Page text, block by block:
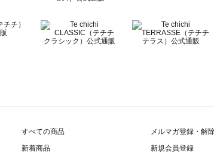
すべての商品
新着商品
メルマガ登録・解
新規会員登録